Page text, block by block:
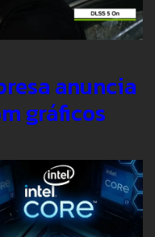
anuncia
gráficos